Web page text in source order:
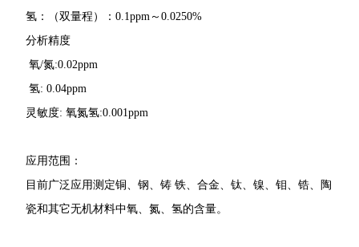
氢：（双量程）：0.1ppm～0.0250%
分析精度
氧/氮:0.02ppm
氢: 0.04ppm
灵敏度: 氧氮氢:0.001ppm
应用范围：
目前广泛应用测定铜、钢、铸 铁、合金、钛、镍、钼、锆、陶
瓷和其它无机材料中氧、氮、氢的含量。